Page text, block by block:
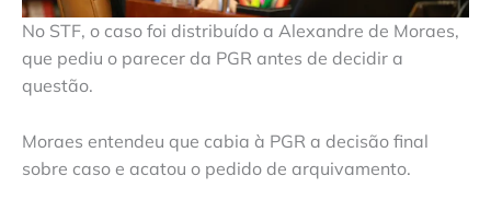
No STF, o caso foi distribuído a Alexandre de Moraes,
que pediu o parecer da PGR antes de decidir a
questão.
Moraes entendeu que cabia à PGR a decisão final
sobre caso e acatou o pedido de arquivamento.